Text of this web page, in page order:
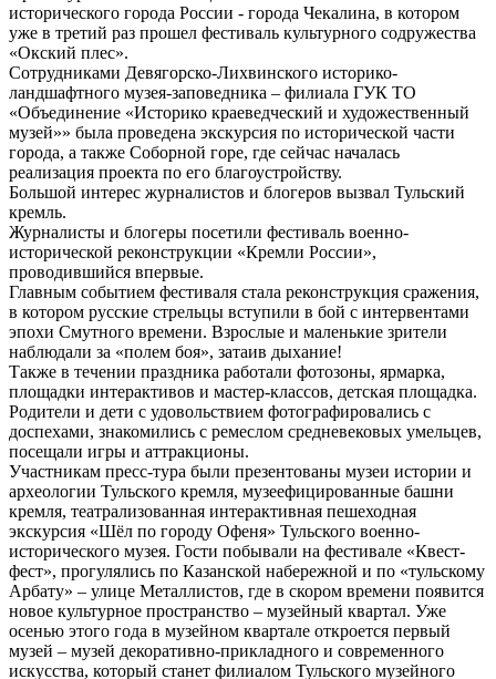
исторического города России - города Чекалина, в котором
уже в третий раз прошел фестиваль культурного содружества
«Окский плес».
Сотрудниками Девягорско-Лихвинского историко-
ландшафтного музея-заповедника – филиала ГУК ТО
«Объединение «Историко краеведческий и художественный
музей»» была проведена экскурсия по исторической части
города, а также Соборной горе, где сейчас началась
реализация проекта по его благоустройству.
Большой интерес журналистов и блогеров вызвал Тульский
кремль.
Журналисты и блогеры посетили фестиваль военно-
исторической реконструкции «Кремли России»,
проводившийся впервые.
Главным событием фестиваля стала реконструкция сражения,
в котором русские стрельцы вступили в бой с интервентами
эпохи Смутного времени. Взрослые и маленькие зрители
наблюдали за «полем боя», затаив дыхание!
Также в течении праздника работали фотозоны, ярмарка,
площадки интерактивов и мастер-классов, детская площадка.
Родители и дети с удовольствием фотографировались с
доспехами, знакомились с ремеслом средневековых умельцев,
посещали игры и аттракционы.
Участникам пресс-тура были презентованы музеи истории и
археологии Тульского кремля, музеефицированные башни
кремля, театрализованная интерактивная пешеходная
экскурсия «Шёл по городу Офеня» Тульского военно-
исторического музея. Гости побывали на фестивале «Квест-
фест», прогулялись по Казанской набережной и по «тульскому
Арбату» – улице Металлистов, где в скором времени появится
новое культурное пространство – музейный квартал. Уже
осенью этого года в музейном квартале откроется первый
музей – музей декоративно-прикладного и современного
искусства, который станет филиалом Тульского музейного